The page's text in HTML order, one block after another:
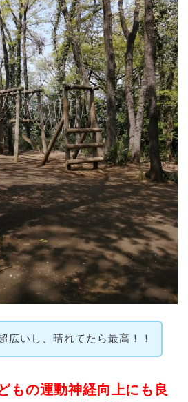
広いし、晴れてたら最高！！
もの運動神経向上にも良